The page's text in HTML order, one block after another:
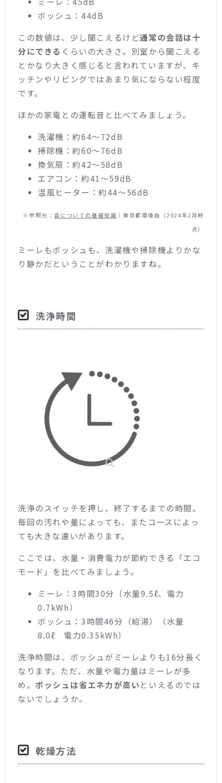
ボッシュ：44dB
この数値は、少し聞こえるけど通常の会話は十
分にできる くらいの大きさ。別室から聞こえる
とかなり大きく感じると言われていますが、キ
ッチンやリビングではあまり気にならない程度
です。
ほかの家電との運転音と比べてみましょう。
洗濯機：約64～72dB
掃除機：約60～76dB
換気扇：約42～58dB
エアコン：約41～59dB
温風ヒーター：約44～56dB
※参照元：音についての基礎知識 ｜東京都環境局（2024年2月時
点）
ミーレもボッシュも、洗濯機や掃除機よりかな
り静かだということがわかりますね。
洗浄時間
洗浄のスイッチを押し、終了するまでの時間。
毎回の汚れや量によっても、またコースによっ
ても大きな違いがあります。
ここでは、水量・消費電力が節約できる「エコ
モード」を比べてみましょう。
ミーレ：3時間30分（水量9.5ℓ、電力
0.7kWh）
ボッシュ：3時間46分（給湯）（水量
8.0ℓ 電力0.35kWh）
洗浄時間は、ボッシュがミーレよりも16分長く
なります。ただ、水量や電力量はミーレが多
め。 ボッシュは省エネ力が高い といえるのでは
ないでしょうか。
乾燥方法